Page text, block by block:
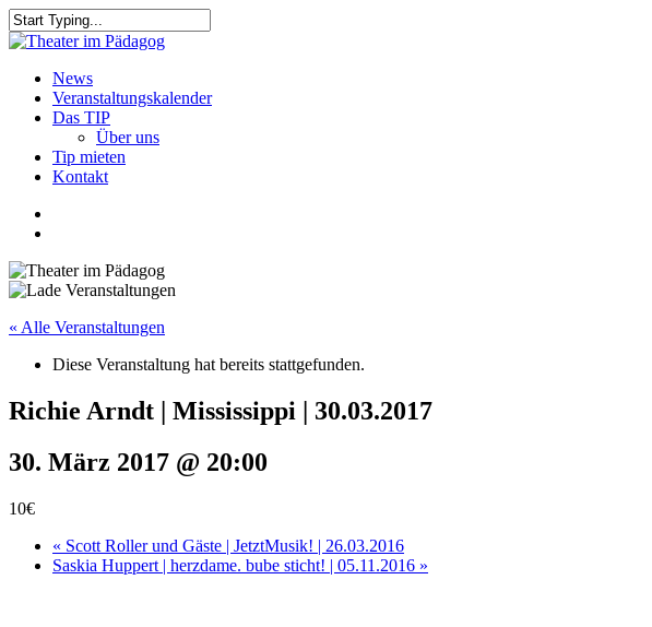
Skip
to
content
Close
search
Menu
News
Veranstaltungskalender
Das TIP
Über uns
Tip mieten
Kontakt
« Alle Veranstaltungen
Diese Veranstaltung hat bereits stattgefunden.
Richie Arndt | Mississippi | 30.03.2017
30. März 2017 @ 20:00
10€
« Scott Roller und Gäste | JetztMusik! | 26.03.2016
Saskia Huppert | herzdame. bube sticht! | 05.11.2016 »